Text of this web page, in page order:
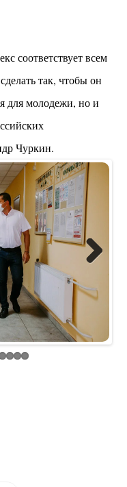
соответствует всем
так, чтобы он
для молодежи, но и
Чуркин.